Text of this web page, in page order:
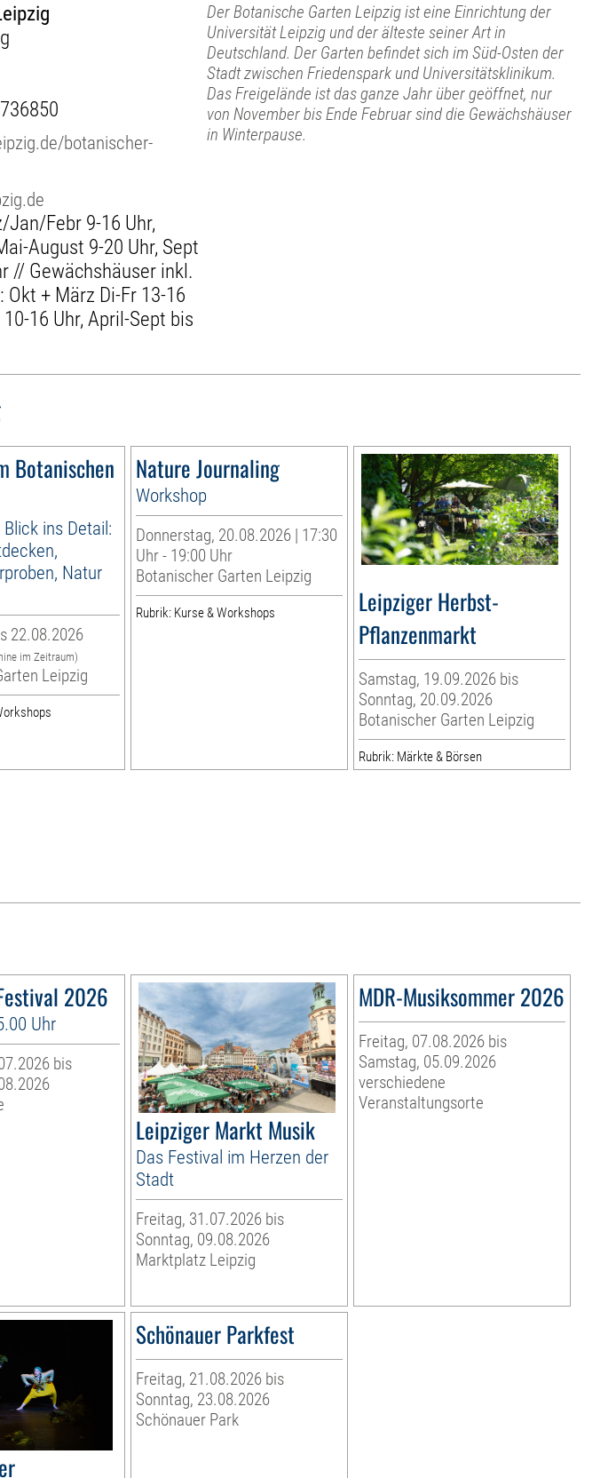
botanischer-
Jan/Febr 9-16 Uhr,
August 9-20 Uhr, Sept
// Gewächshäuser inkl.
+ März Di-Fr 13-16
16 Uhr, April-Sept bis
Der Botanische Garten Leipzig ist eine Einrichtung der
Universität Leipzig und der älteste seiner Art in
Deutschland. Der Garten befindet sich im Süd-Osten der
Stadt zwischen Friedenspark und Universitätsklinikum.
Das Freigelände ist das ganze Jahr über geöffnet, nur
von November bis Ende Februar sind die Gewächshäuser
in Winterpause.
Botanischen
ins Detail:
Natur
22.08.2026
im Zeitraum)
Leipzig
Nature Journaling
Workshop
Donnerstag, 20.08.2026 | 17:30
Uhr - 19:00 Uhr
Botanischer Garten Leipzig
Rubrik: Kurse & Workshops
Leipziger Herbst-
Pflanzenmarkt
Samstag, 19.09.2026 bis
Sonntag, 20.09.2026
Botanischer Garten Leipzig
Rubrik: Märkte & Börsen
2026
Uhr
bis
Leipziger Markt Musik
Das Festival im Herzen der
Stadt
Freitag, 31.07.2026 bis
Sonntag, 09.08.2026
Marktplatz Leipzig
MDR-Musiksommer 2026
Freitag, 07.08.2026 bis
Samstag, 05.09.2026
verschiedene
Veranstaltungsorte
Schönauer Parkfest
Freitag, 21.08.2026 bis
Sonntag, 23.08.2026
Schönauer Park